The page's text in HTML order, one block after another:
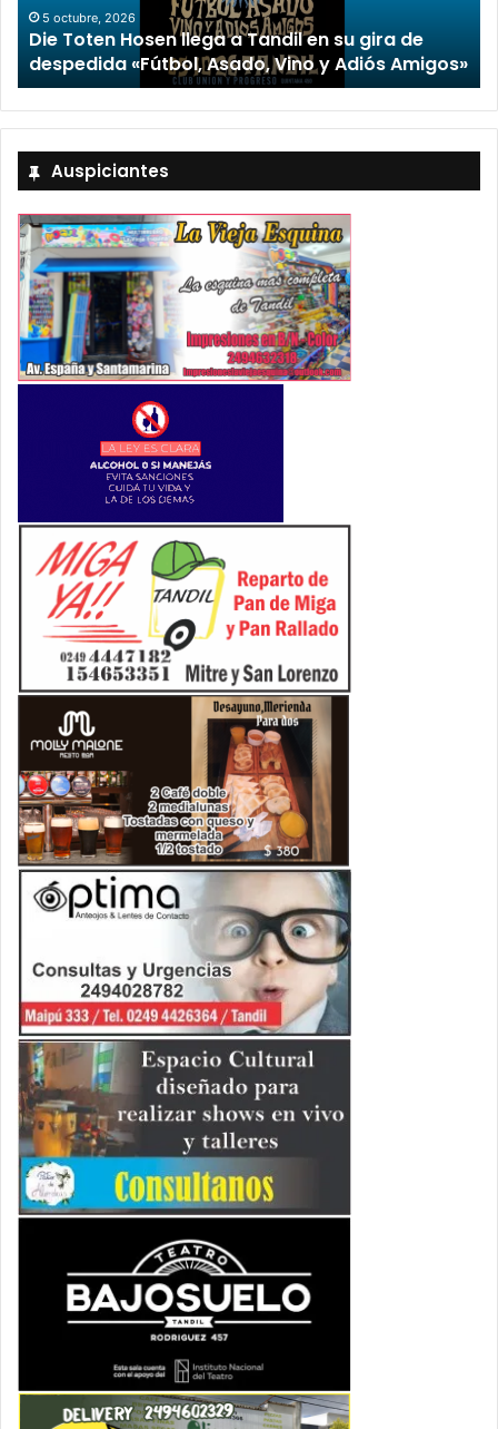
de
“TIRRIA” llega a Tandil con un elenco de
encabezado por Capusotto, Spregelburd
Stefani
Auspiciantes